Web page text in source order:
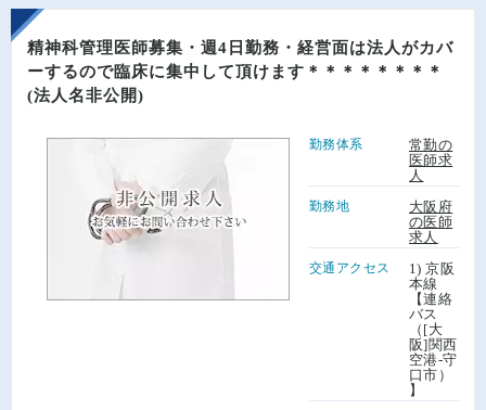
精神科管理医師募集・週4日勤務・経営面は法人がカバ
ーするので臨床に集中して頂けます＊＊＊＊＊＊＊＊
(法人名非公開)
勤務体系
常勤の
医師求
人
勤務地
大阪府
の医師
求人
交通アクセス
1) 京阪
本線
【連絡
バス
（[大
阪]関西
空港-守
口市）
】